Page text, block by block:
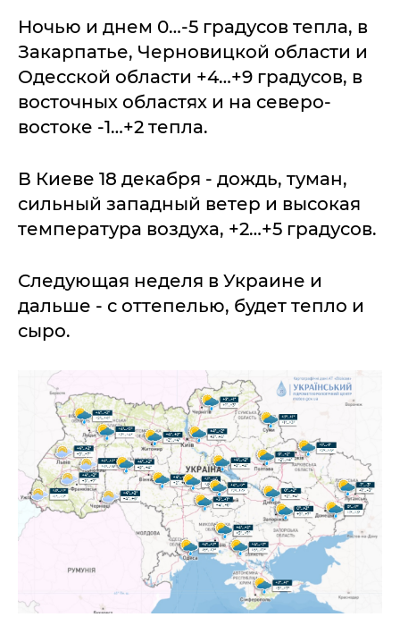
Ночью и днем 0…-5 градусов тепла, в
Закарпатье, Черновицкой области и
Одесской области +4…+9 градусов, в
восточных областях и на северо-
востоке -1…+2 тепла.
В Киеве 18 декабря - дождь, туман,
сильный западный ветер и высокая
температура воздуха, +2…+5 градусов.
Следующая неделя в Украине и
дальше - с оттепелью, будет тепло и
сыро.